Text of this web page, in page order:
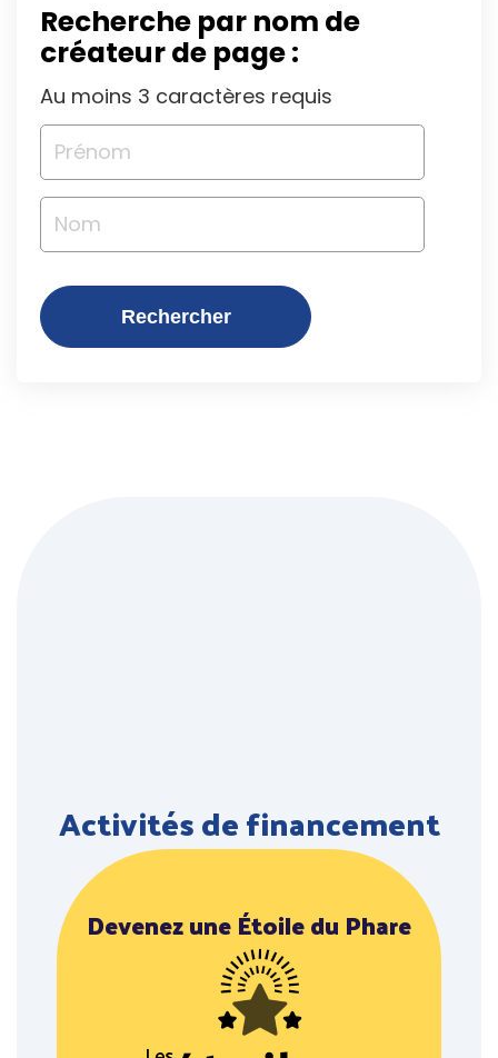
Recherche par nom de
créateur de page :
Au moins 3 caractères requis
Rechercher
Activités de financement
Devenez une Étoile du Phare